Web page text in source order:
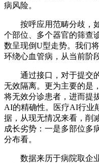
病风险。
按呼应用范畴分歧，如
个部位、多个器官的筛查
数呈现倒U型走势。我们
环绕心血管病，从当前阶
通过接口，对于提交的
无效隔离。更为主要的是
将无效分诊患者，进而提
AI的精确性。医疗AI行业
据，从现无情况来看，削
成长劣势：一是多部位多
分布看。
数据来历于病院取企业